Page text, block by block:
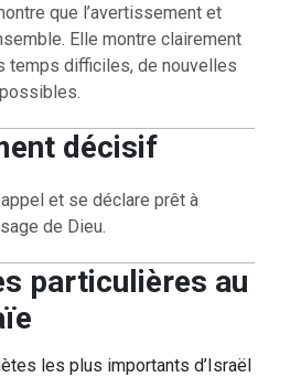
que l’avertissement et
Elle montre clairement
temps difficiles, de nouvelles
décisif
et se déclare prêt à
de Dieu.
particulières au
les plus importants d’Israël